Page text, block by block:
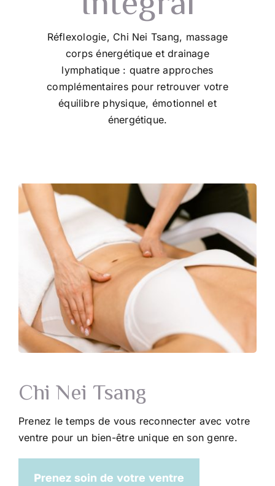
Réflexologie, Chi Nei Tsang, massage
corps énergétique et drainage
lymphatique : quatre approches
complémentaires pour retrouver votre
équilibre physique, émotionnel et
énergétique.
Chi Nei Tsang
Prenez le temps de vous reconnecter avec votre
ventre pour un bien-être unique en son genre.
Prenez soin de votre ventre